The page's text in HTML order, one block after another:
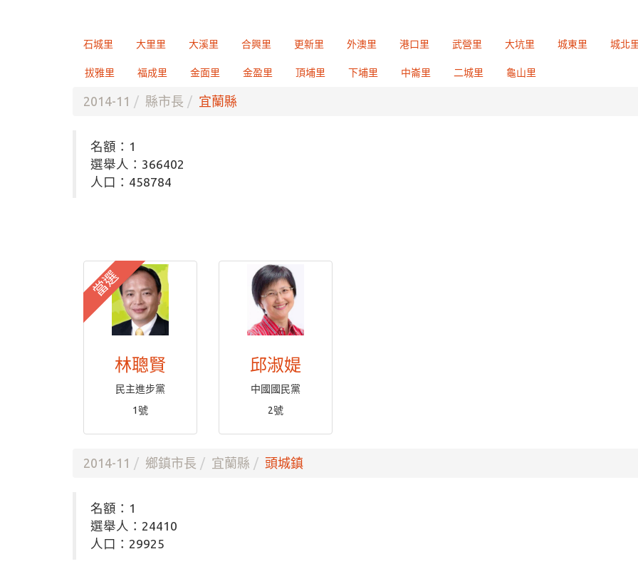
石城里 大里里 大溪里 合興里 更新里 外澳里 港口里 武營里 大坑里 城東里 城北
拔雅里 福成里 金面里 金盈里 頂埔里 下埔里 中崙里 二城里 龜山里
2014-11 縣市長 宜蘭縣
名額：1
選舉人：366402
人口：458784
當選
林聰賢
民主進步黨
1號
邱淑媞
中國國民黨
2號
2014-11 鄉鎮市長 宜蘭縣 頭城鎮
名額：1
選舉人：24410
人口：29925